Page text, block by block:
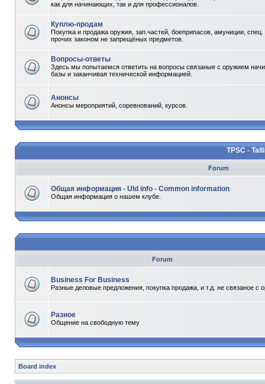
как для начинающих, так и для профессионалов.
Куплю-продам
Покупка и продажа оружия, зап.частей, боеприпасов, амуниции, спец.
прочих законом не запрещёных предметов.
Вопросы-ответы
Здесь мы попытаемся ответить на вопросы связаные с оружием
базы и заканчивая технической информацией.
Анонсы
Анонсы мероприятий, соревнований, курсов.
TPSC -
Forum
Общая информация - Uld info - Common information
Общая информация о нашем клубе.
Forum
Business For Business
Разные деловые предложения, покупка продажа, и т.д. не связаное с
Разное
Общение на свободную тему
Board index